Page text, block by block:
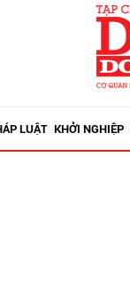
LUẬT KHỞI NGHIỆP